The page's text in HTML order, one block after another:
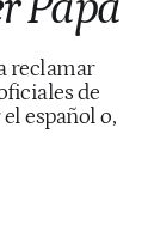
reclamar
de
español o,